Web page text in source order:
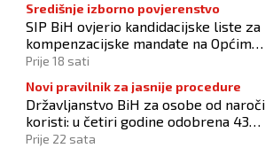
Središnje izborno povjerenstvo
SIP BiH ovjerio kandidacijske liste za
kompenzacijske mandate na Općim
izborima 2026
Prije 18 sati
Novi pravilnik za jasnije procedure
Državljanstvo BiH za osobe od
koristi: u četiri godine odobrena 43
zahtjeva
Prije 22 sata